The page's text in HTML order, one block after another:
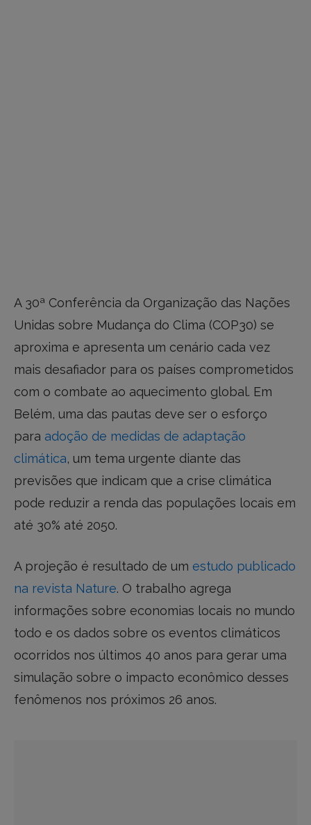
A 30ª Conferência da Organização das Nações
Unidas sobre Mudança do Clima (COP30) se
aproxima e apresenta um cenário cada vez
mais desafiador para os países comprometidos
com o combate ao aquecimento global. Em
Belém, uma das pautas deve ser o esforço
para adoção de medidas de adaptação
climática, um tema urgente diante das
previsões que indicam que a crise climática
pode reduzir a renda das populações locais em
até 30% até 2050.
A projeção é resultado de um estudo publicado
na revista Nature. O trabalho agrega
informações sobre economias locais no mundo
todo e os dados sobre os eventos climáticos
ocorridos nos últimos 40 anos para gerar uma
simulação sobre o impacto econômico desses
fenômenos nos próximos 26 anos.